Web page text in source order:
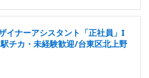
イナーアシスタント「正社員」I
チカ・未経験歓迎/台東区北上野